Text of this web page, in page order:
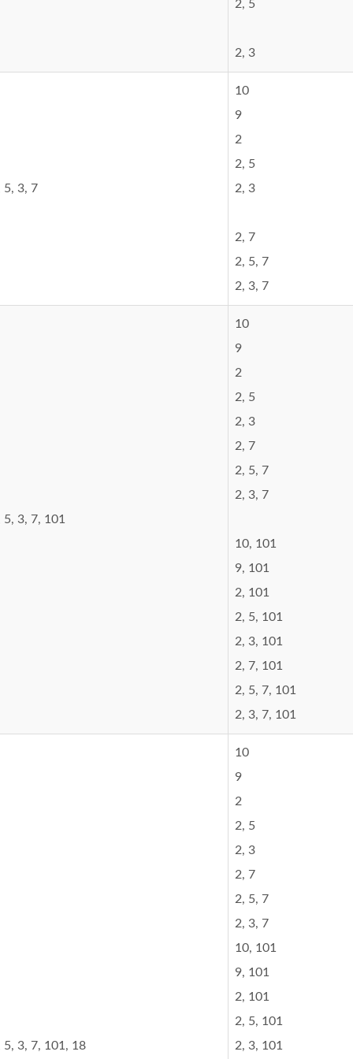
2, 5
2, 3
5, 3, 7
10
9
2
2, 5
2, 3
2, 7
2, 5, 7
2, 3, 7
5, 3, 7, 101
10
9
2
2, 5
2, 3
2, 7
2, 5, 7
2, 3, 7
10, 101
9, 101
2, 101
2, 5, 101
2, 3, 101
2, 7, 101
2, 5, 7, 101
2, 3, 7, 101
5, 3, 7, 101, 18
10
9
2
2, 5
2, 3
2, 7
2, 5, 7
2, 3, 7
10, 101
9, 101
2, 101
2, 5, 101
2, 3, 101